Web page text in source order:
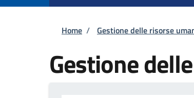
Briciole di
Home / Gestione delle risorse
Gestione